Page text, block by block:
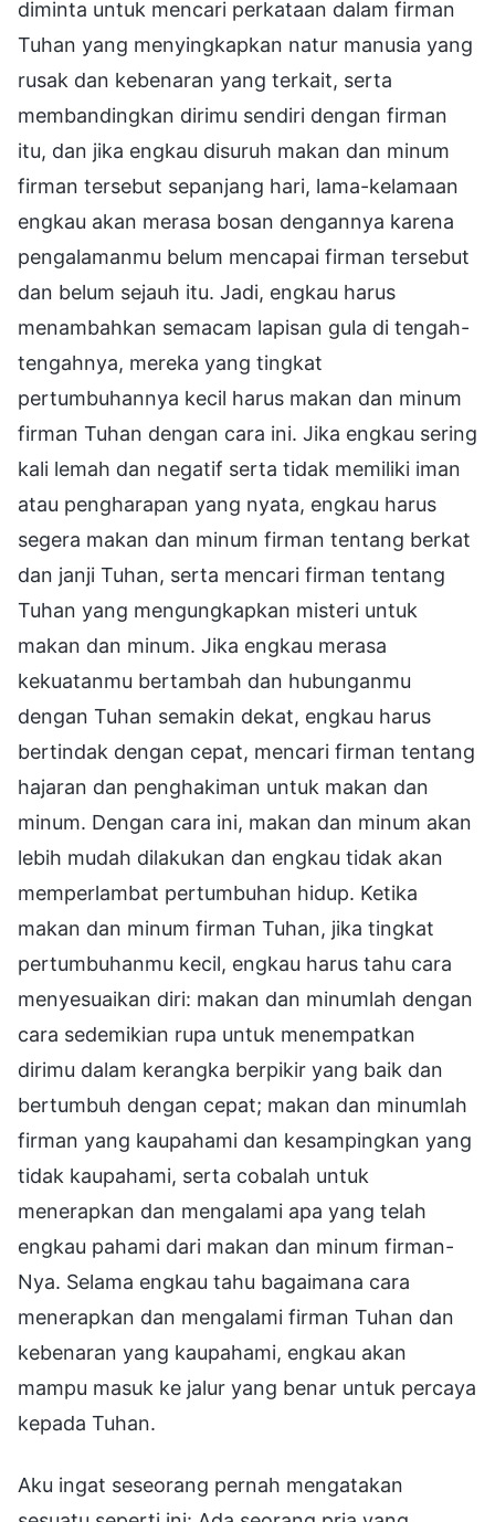
diminta untuk mencari perkataan dalam firman
Tuhan yang menyingkapkan natur manusia yang
rusak dan kebenaran yang terkait, serta
membandingkan dirimu sendiri dengan firman
itu, dan jika engkau disuruh makan dan minum
firman tersebut sepanjang hari, lama-kelamaan
engkau akan merasa bosan dengannya karena
pengalamanmu belum mencapai firman tersebut
dan belum sejauh itu. Jadi, engkau harus
menambahkan semacam lapisan gula di tengah-
tengahnya, mereka yang tingkat
pertumbuhannya kecil harus makan dan minum
firman Tuhan dengan cara ini. Jika engkau sering
kali lemah dan negatif serta tidak memiliki iman
atau pengharapan yang nyata, engkau harus
segera makan dan minum firman tentang berkat
dan janji Tuhan, serta mencari firman tentang
Tuhan yang mengungkapkan misteri untuk
makan dan minum. Jika engkau merasa
kekuatanmu bertambah dan hubunganmu
dengan Tuhan semakin dekat, engkau harus
bertindak dengan cepat, mencari firman tentang
hajaran dan penghakiman untuk makan dan
minum. Dengan cara ini, makan dan minum akan
lebih mudah dilakukan dan engkau tidak akan
memperlambat pertumbuhan hidup. Ketika
makan dan minum firman Tuhan, jika tingkat
pertumbuhanmu kecil, engkau harus tahu cara
menyesuaikan diri: makan dan minumlah dengan
cara sedemikian rupa untuk menempatkan
dirimu dalam kerangka berpikir yang baik dan
bertumbuh dengan cepat; makan dan minumlah
firman yang kaupahami dan kesampingkan yang
tidak kaupahami, serta cobalah untuk
menerapkan dan mengalami apa yang telah
engkau pahami dari makan dan minum firman-
Nya. Selama engkau tahu bagaimana cara
menerapkan dan mengalami firman Tuhan dan
kebenaran yang kaupahami, engkau akan
mampu masuk ke jalur yang benar untuk percaya
kepada Tuhan.
Aku ingat seseorang pernah mengatakan